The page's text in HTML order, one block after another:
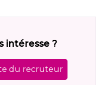
intéresse ?
du recruteur